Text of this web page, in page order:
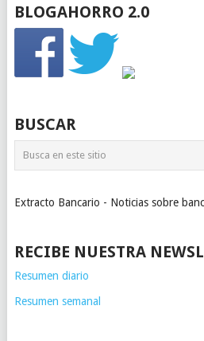
BLOGAHORRO 2.0
BUSCAR
Extracto Bancario - Noticias sobre
RECIBE NUESTRA
Resumen diario
Resumen semanal